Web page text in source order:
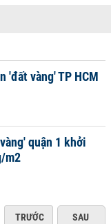
'đất vàng' TP HCM
quận 1 khởi
m2
TRƯỚC SAU